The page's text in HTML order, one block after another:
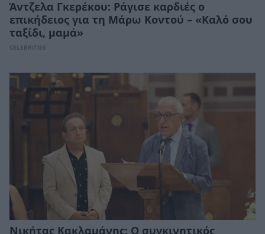
Άντζελα Γκερέκου: Ράγισε καρδιές ο
επικήδειος για τη Μάρω Κοντού – «Καλό σου
ταξίδι, μαμά»
CELEBRITIES
Νικήτας Κακλαμάνης: Ο συγκινητικός